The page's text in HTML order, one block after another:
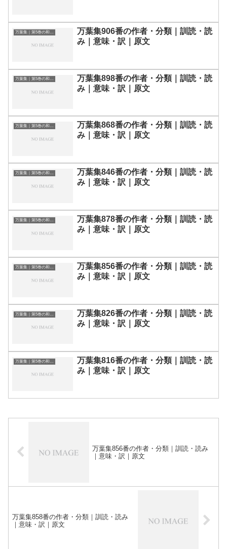
万葉集｜第5巻の和歌一覧
万葉集906番の作者・分類｜訓読・読
み｜意味・訳｜原文
万葉集｜第5巻の和歌一覧
万葉集898番の作者・分類｜訓読・読
み｜意味・訳｜原文
万葉集｜第5巻の和歌一覧
万葉集868番の作者・分類｜訓読・読
み｜意味・訳｜原文
万葉集｜第5巻の和歌一覧
万葉集846番の作者・分類｜訓読・読
み｜意味・訳｜原文
万葉集｜第5巻の和歌一覧
万葉集878番の作者・分類｜訓読・読
み｜意味・訳｜原文
万葉集｜第5巻の和歌一覧
万葉集856番の作者・分類｜訓読・読
み｜意味・訳｜原文
万葉集｜第5巻の和歌一覧
万葉集826番の作者・分類｜訓読・読
み｜意味・訳｜原文
万葉集816番の作者・分類｜訓読・読
み｜意味・訳｜原文
万葉集856番の作者・分類｜訓読・読み
｜意味・訳｜原文
万葉集858番の作者・分類｜訓読・読み
｜意味・訳｜原文